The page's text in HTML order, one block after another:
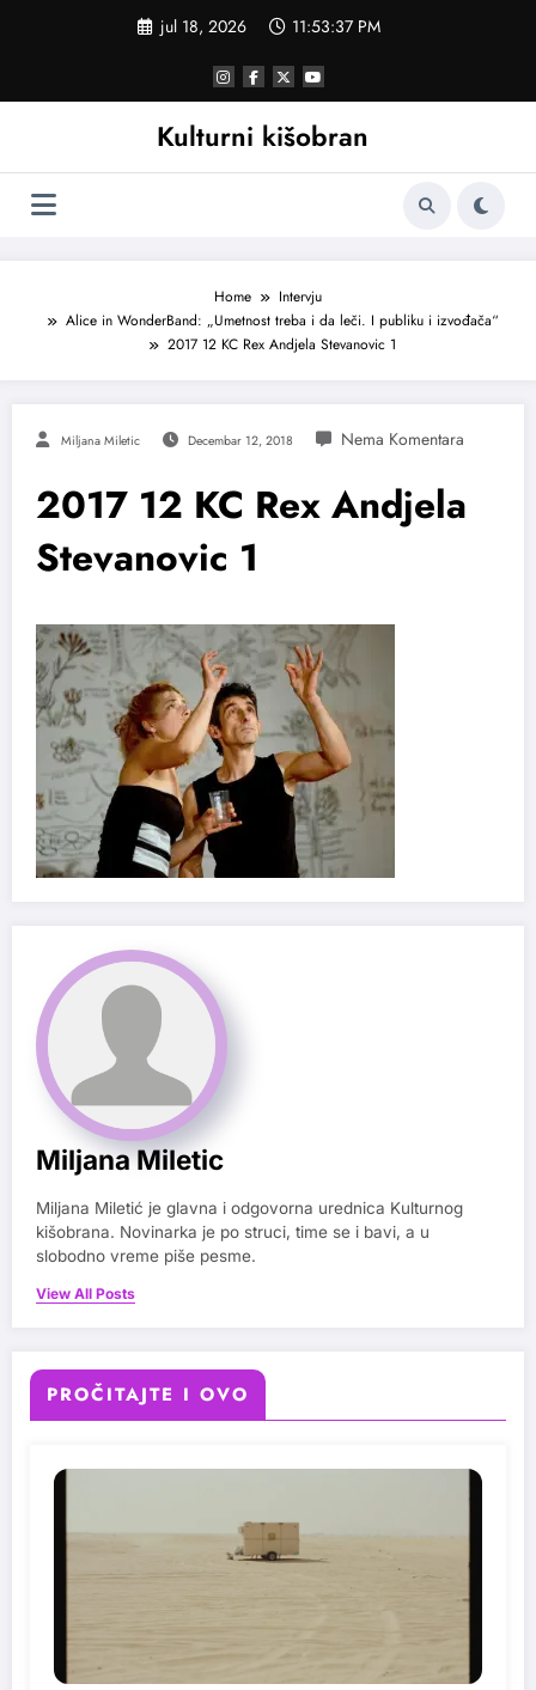
jul 18, 2026 11:53:37 PM
Kulturni kišobran
Home
Intervju
Alice in WonderBand: „Umetnost treba i da leči. I publiku i izvođača“
2017 12 KC Rex Andjela Stevanovic 1
Miljana Miletic Decembar 12, 2018
2017 12 KC Rex Andjela
Stevanovic 1
Miljana Miletic
Miljana Miletić je glavna i odgovorna urednica Kulturnog
kišobrana. Novinarka je po struci, time se i bavi, a u
slobodno vreme piše pesme.
View All Posts
PROČITAJTE I OVO